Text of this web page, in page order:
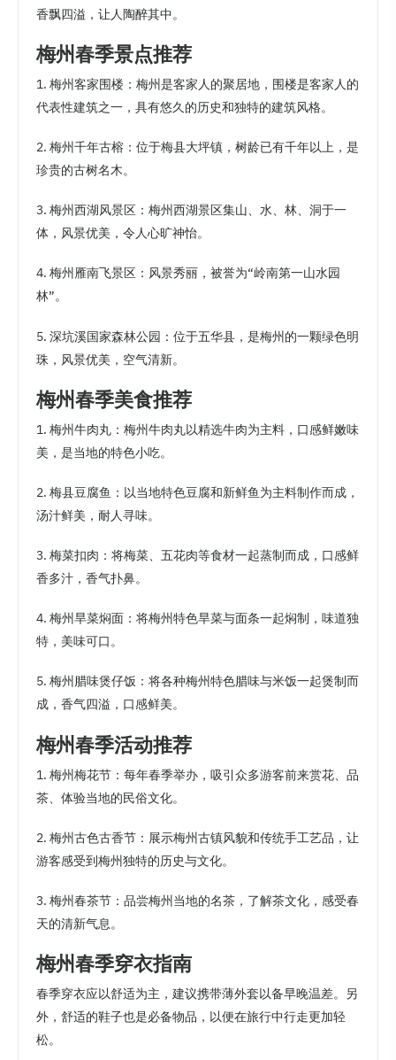
香飘四溢，让人陶醉其中。
梅州春季景点推荐
1. 梅州客家围楼：梅州是客家人的聚居地，围楼是客家人的
代表性建筑之一，具有悠久的历史和独特的建筑风格。
2. 梅州千年古榕：位于梅县大坪镇，树龄已有千年以上，是
珍贵的古树名木。
3. 梅州西湖风景区：梅州西湖景区集山、水、林、洞于一
体，风景优美，令人心旷神怡。
4. 梅州雁南飞景区：风景秀丽，被誉为“岭南第一山水园
林”。
5. 深坑溪国家森林公园：位于五华县，是梅州的一颗绿色明
珠，风景优美，空气清新。
梅州春季美食推荐
1. 梅州牛肉丸：梅州牛肉丸以精选牛肉为主料，口感鲜嫩味
美，是当地的特色小吃。
2. 梅县豆腐鱼：以当地特色豆腐和新鲜鱼为主料制作而成，
汤汁鲜美，耐人寻味。
3. 梅菜扣肉：将梅菜、五花肉等食材一起蒸制而成，口感鲜
香多汁，香气扑鼻。
4. 梅州旱菜焖面：将梅州特色旱菜与面条一起焖制，味道独
特，美味可口。
5. 梅州腊味煲仔饭：将各种梅州特色腊味与米饭一起煲制而
成，香气四溢，口感鲜美。
梅州春季活动推荐
1. 梅州梅花节：每年春季举办，吸引众多游客前来赏花、品
茶、体验当地的民俗文化。
2. 梅州古色古香节：展示梅州古镇风貌和传统手工艺品，让
游客感受到梅州独特的历史与文化。
3. 梅州春茶节：品尝梅州当地的名茶，了解茶文化，感受春
天的清新气息。
梅州春季穿衣指南
春季穿衣应以舒适为主，建议携带薄外套以备早晚温差。另
外，舒适的鞋子也是必备物品，以便在旅行中行走更加轻
松。